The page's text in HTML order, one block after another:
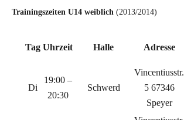
Trainingszeiten U14 weiblich (2013/2014)
Tag Uhrzeit Halle Adresse
Di
19:00 –
20:30
Schwerd
Vincentiusstr.
5 67346
Speyer